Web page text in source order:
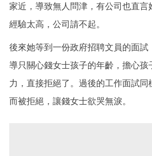
家近，導致無人問津，有公司也直言
經驗太高，公司請不起。
後來她等到一份政府招聘文員的面試
導只關心錢女士孩子的年齡，擔心孩
力，直接拒絕了。過後的工作面試同
而被拒絕，讓錢女士欲哭無淚。